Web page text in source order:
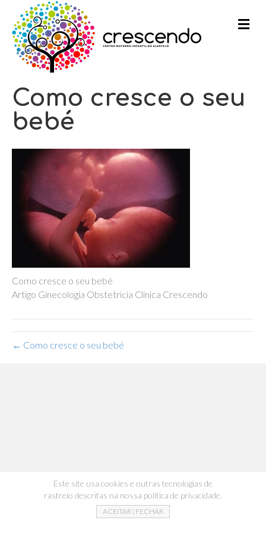
m
e
Como cresce o seu
bebé
Como cresce o seu bebé
Artigo Ginecologia Obstetrícia Clínica Crescendo
← Como cresce o seu bebé
Este site usa cookies e outras tecnologias de
rastreio descritas na nossa politica de privacidade.
ACEITAR | FECHAR